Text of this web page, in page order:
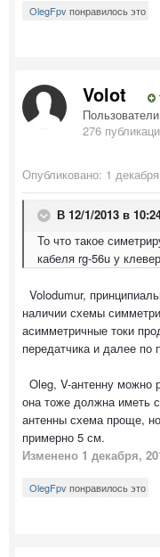
OlegFpvпонравилось это
Volot
Пользователи
276
Опубликовано: 1
В 12/1/2013 в
То что такое
кабеля rg-56u у
Volodumur,
наличии схемы
асимметричные токи
передатчика и далее по
Oleg, V-антенну можно
она тоже должна иметь
антенны схема проще,
примерно 5 см.
Изменено 1 декабря,
OlegFpvпонравилось это